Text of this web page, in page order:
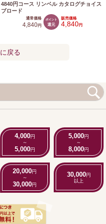
4840円コース リンベル カタログチョイス
ブロード
通常価格
4,840円
販売価格
4,840円
ポイント
還元
戻る
4,000円
～
5,000円
5,000円
～
8,000円
20,000円
～
30,000円
30,000円
以上